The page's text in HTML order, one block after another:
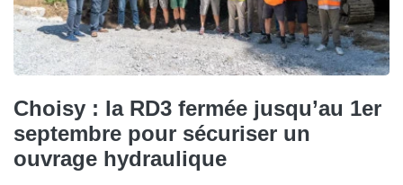
Choisy : la RD3 fermée jusqu’au 1er
septembre pour sécuriser un
ouvrage hydraulique